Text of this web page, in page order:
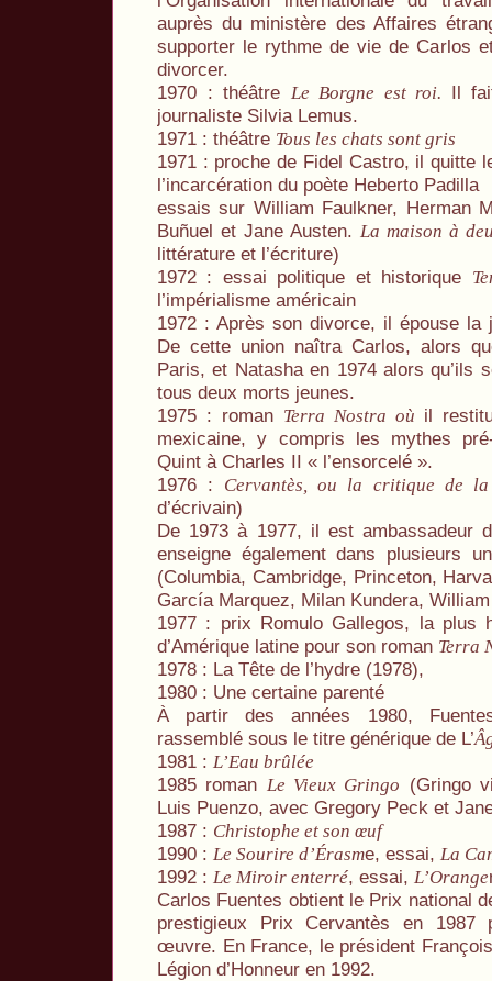
auprès du ministère des Affaires
supporter le rythme de vie de Carlos
divorcer.
1970 : théâtre Le Borgne est roi. Il
journaliste Silvia Lemus.
1971 : théâtre Tous les chats sont gris
1971 : proche de Fidel Castro, il quitte
l’incarcération du poète Heberto Padilla
essais sur William Faulkner, Herman
Buñuel et Jane Austen. La maison à
littérature et l’écriture)
1972 : essai politique et historique
l’impérialisme américain
1972 : Après son divorce, il épouse la
De cette union naîtra Carlos, alors
Paris, et Natasha en 1974 alors qu’ils
tous deux morts jeunes.
1975 : roman Terra Nostra où il
mexicaine, y compris les mythes
Quint à Charles II « l’ensorcelé ».
1976 : Cervantès, ou la critique de
d’écrivain)
De 1973 à 1977, il est ambassadeur
enseigne également dans plusieurs
(Columbia, Cambridge, Princeton,
García Marquez, Milan Kundera,
1977 : prix Romulo Gallegos, la plus
d’Amérique latine pour son roman Terra
1978 : La Tête de l’hydre (1978),
1980 : Une certaine parenté
À partir des années 1980,
rassemblé sous le titre générique de L’
1981 : L’Eau brûlée
1985 roman Le Vieux Gringo (Gringo
Luis Puenzo, avec Gregory Peck et
1987 : Christophe et son œuf
1990 : Le Sourire d’Érasme, essai, La
1992 : Le Miroir enterré, essai, L’Orange
Carlos Fuentes obtient le Prix national
prestigieux Prix Cervantès en 1987
œuvre. En France, le président
Légion d’Honneur en 1992.